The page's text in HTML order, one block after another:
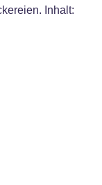
Inhalt: